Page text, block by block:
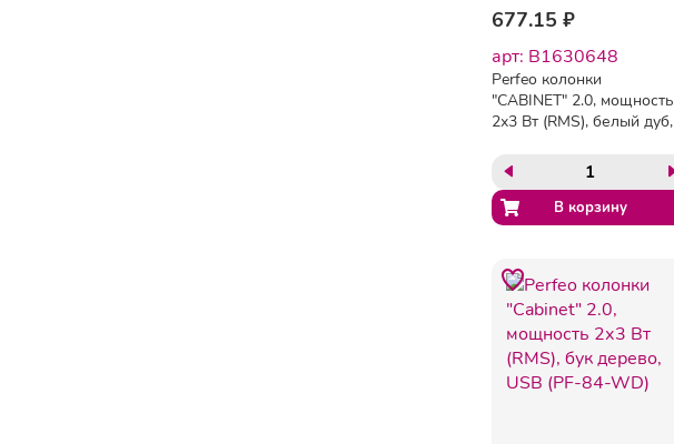
677.15 ₽
арт: B1630648
Perfeo колонки
"CABINET" 2.0, мощность
2х3 Вт (RMS), белый дуб,